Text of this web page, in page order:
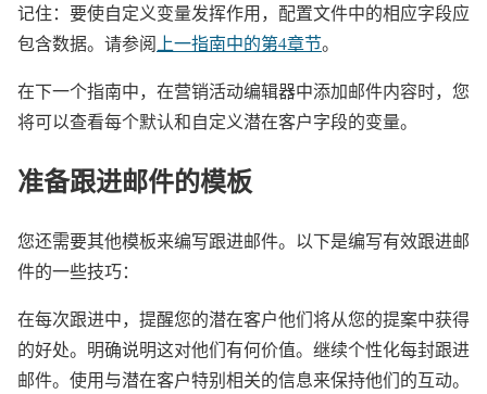
记住：要使自定义变量发挥作用，配置文件中的相应字段应
包含数据。请参阅上一指南中的第4章节。
在下一个指南中，在营销活动编辑器中添加邮件内容时，您
将可以查看每个默认和自定义潜在客户字段的变量。
准备跟进邮件的模板
您还需要其他模板来编写跟进邮件。以下是编写有效跟进邮
件的一些技巧：
在每次跟进中，提醒您的潜在客户他们将从您的提案中获得
的好处。明确说明这对他们有何价值。继续个性化每封跟进
邮件。使用与潜在客户特别相关的信息来保持他们的互动。